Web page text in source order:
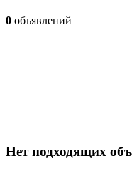
0 объявлений
Нет подходящих